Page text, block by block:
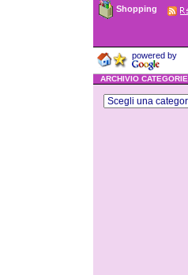
Shopping
powered by
ARCHIVIO CATEGORIE